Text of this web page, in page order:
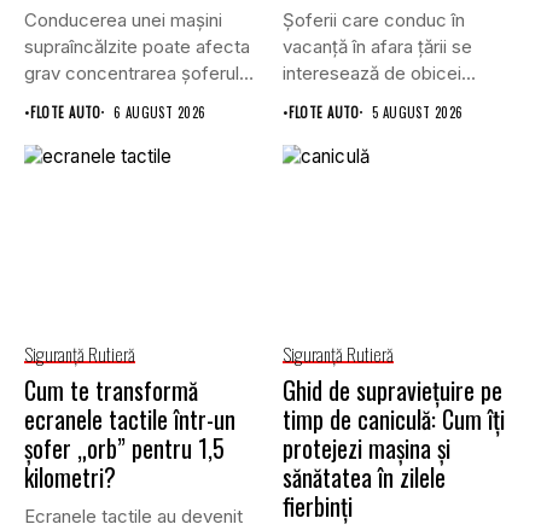
Conducerea unei mașini
supraîncălzite poate afecta
grav concentrarea șoferului
și poate crește...
•FLOTE AUTO 6 AUGUST 2026
Șoferii care conduc în
vacanță în afara țării se
interesează de obicei...
•FLOTE AUTO 5 AUGUST 2026
Siguranţă Rutieră
Cum te transformă
ecranele tactile într-un
șofer „orb” pentru 1,5
kilometri?
Ecranele tactile au devenit
Siguranţă Rutieră
Ghid de supraviețuire pe
timp de caniculă: Cum îți
protejezi mașina și
sănătatea în zilele
fierbinți